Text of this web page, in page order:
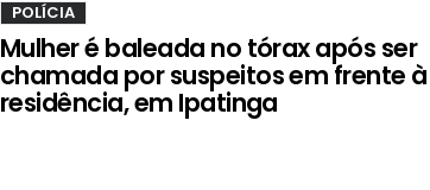
POLÍCIA
Mulher é baleada no tórax após ser
chamada por suspeitos em frente à
residência, em Ipatinga